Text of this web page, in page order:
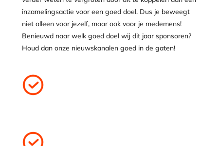
inzamelingsactie voor een goed doel. Dus je beweegt
niet alleen voor jezelf, maar ook voor je medemens!
Benieuwd naar welk goed doel wij dit jaar sponsoren?
Houd dan onze nieuwskanalen goed in de gaten!